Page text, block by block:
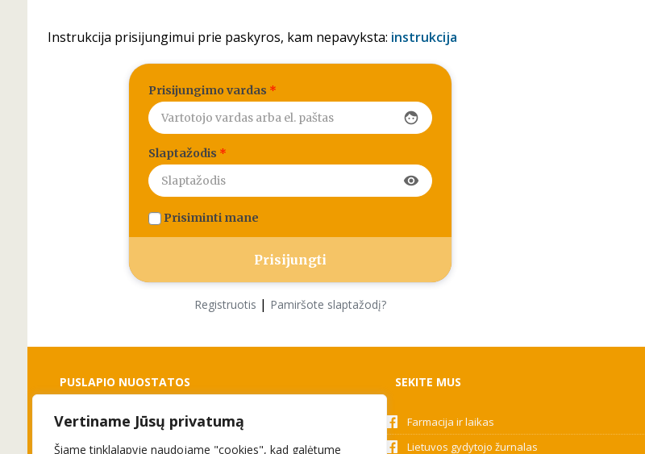
Vertiname Jūsų privatumą
Šiame tinklalapyje naudojame "cookies", kad galėtume
Instrukcija prisijungimui prie paskyros, kam nepavyksta: instrukcija
Prisijungimo vardas *
face
Slaptažodis *
visibility
Prisiminti mane
Registruotis | Pamiršote slaptažodį?
PUSLAPIO NUOSTATOS
Slapukai
Privatumo politika
SEKITE MUS
Farmacija ir laikas
Lietuvos gydytojo žurnalas